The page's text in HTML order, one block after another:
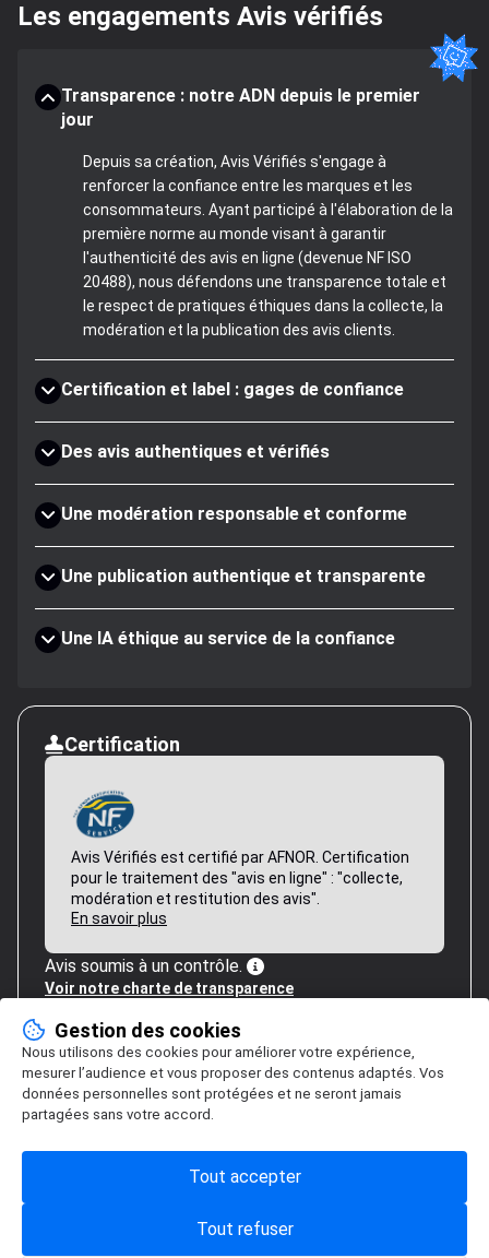
Les engagements Avis vérifiés
Transparence : notre ADN depuis le premier
jour
Depuis sa création, Avis Vérifiés s'engage à
renforcer la confiance entre les marques et les
consommateurs. Ayant participé à l'élaboration de la
première norme au monde visant à garantir
l'authenticité des avis en ligne (devenue NF ISO
20488), nous défendons une transparence totale et
le respect de pratiques éthiques dans la collecte, la
modération et la publication des avis clients.
Certification et label : gages de confiance
Des avis authentiques et vérifiés
Une modération responsable et conforme
Une publication authentique et transparente
Une IA éthique au service de la confiance
Certification
Avis Vérifiés est certifié par AFNOR. Certification
pour le traitement des "avis en ligne" : "collecte,
modération et restitution des avis".
En savoir plus
Avis soumis à un contrôle.
Voir notre charte de transparence
Gestion des cookies
Nous utilisons des cookies pour améliorer votre expérience,
mesurer l’audience et vous proposer des contenus adaptés. Vos
données personnelles sont protégées et ne seront jamais
partagées sans votre accord.
Tout refuser
Tout accepter